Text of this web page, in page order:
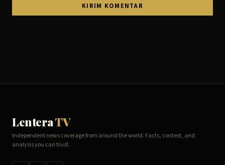
LenteraTV
Independent news coverage from around the world. Facts, context, and
analysis you can trust.